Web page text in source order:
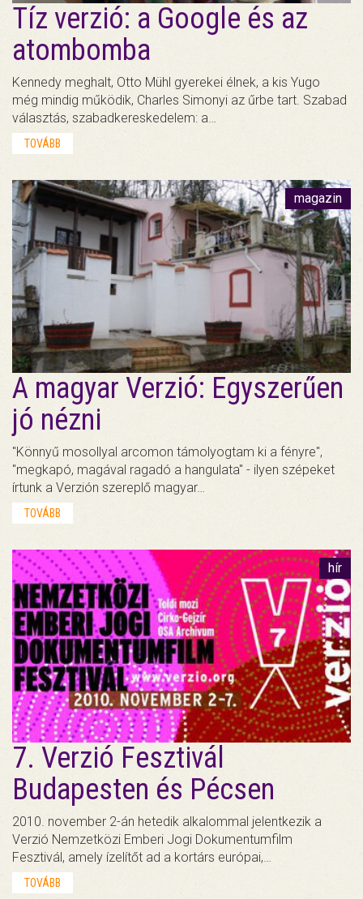
Tíz verzió: a Google és az
atombomba
Kennedy meghalt, Otto Mühl gyerekei élnek, a kis Yugo
még mindig működik, Charles Simonyi az űrbe tart. Szabad
választás, szabadkereskedelem: a…
TOVÁBB
magazin
A magyar Verzió: Egyszerűen
jó nézni
"Könnyű mosollyal arcomon támolyogtam ki a fényre",
"megkapó, magával ragadó a hangulata" - ilyen szépeket
írtunk a Verzión szereplő magyar…
TOVÁBB
hír
7. Verzió Fesztivál
Budapesten és Pécsen
2010. november 2-án hetedik alkalommal jelentkezik a
Verzió Nemzetközi Emberi Jogi Dokumentumfilm
Fesztivál, amely ízelítőt ad a kortárs európai,…
TOVÁBB